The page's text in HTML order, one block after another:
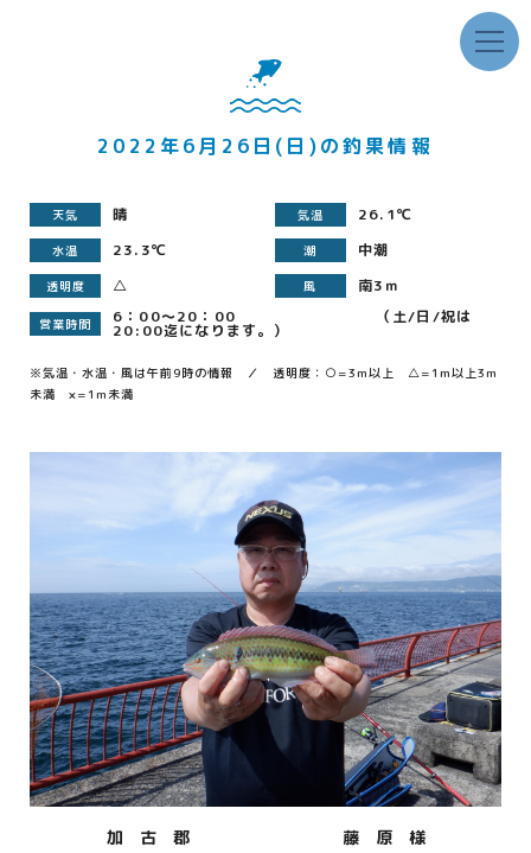
2022年6月26日(日)の釣果情報
天気 晴 気温 26.1℃
水温 23.3℃ 潮 中潮
透明度 △ 風 南3ｍ
営業時間 6：00～20：00 （土/日/祝は
20:00迄になります。）
※気温・水温・風は午前9時の情報 ／ 透明度：○=3m以上 △=1m以上3m
未満 ×=1m未満
加 古 郡 藤 原 様